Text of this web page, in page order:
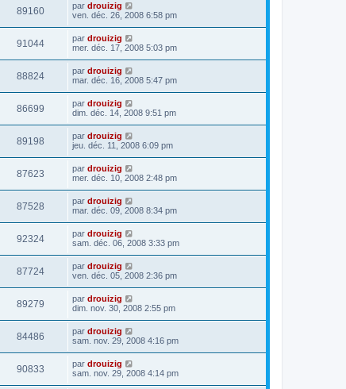
89160 par drouizig
ven. déc. 26, 2008 6:58 pm
91044 par drouizig
mer. déc. 17, 2008 5:03 pm
88824 par drouizig
mar. déc. 16, 2008 5:47 pm
86699 par drouizig
dim. déc. 14, 2008 9:51 pm
89198 par drouizig
jeu. déc. 11, 2008 6:09 pm
87623 par drouizig
mer. déc. 10, 2008 2:48 pm
87528 par drouizig
mar. déc. 09, 2008 8:34 pm
92324 par drouizig
sam. déc. 06, 2008 3:33 pm
87724 par drouizig
ven. déc. 05, 2008 2:36 pm
89279 par drouizig
dim. nov. 30, 2008 2:55 pm
84486 par drouizig
sam. nov. 29, 2008 4:16 pm
90833 par drouizig
sam. nov. 29, 2008 4:14 pm